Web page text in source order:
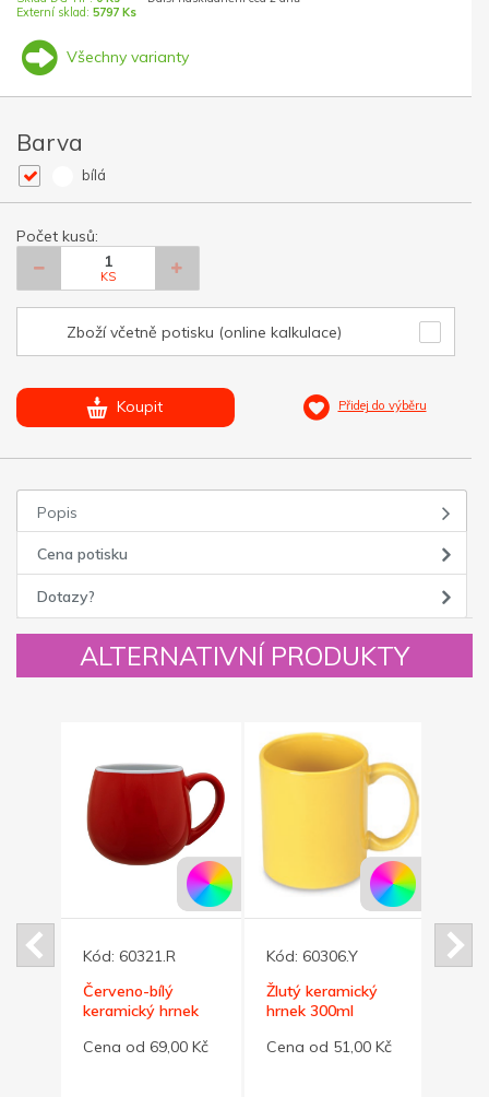
Externí sklad: 5797 Ks
Všechny varianty
Barva
bílá
Počet kusů:
KS
Zboží včetně potisku (online kalkulace)
Koupit Přidej do výběru
Popis
Cena potisku
Dotazy?
ALTERNATIVNÍ PRODUKTY
Kód: 60321.R
Červeno-bílý
keramický hrnek
Cena od 69,00 Kč
Kód: 60306.Y
Žlutý keramický
hrnek 300ml
Cena od 51,00 Kč
Kód: